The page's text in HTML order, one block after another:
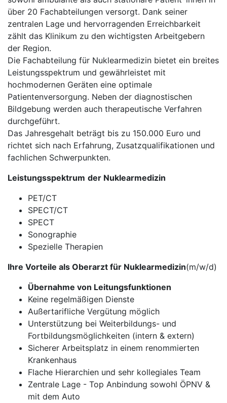
über 20 Fachabteilungen versorgt. Dank seiner
zentralen Lage und hervorragenden Erreichbarkeit
zählt das Klinikum zu den wichtigsten Arbeitgebern
der Region.
Die Fachabteilung für Nuklearmedizin bietet ein breites
Leistungsspektrum und gewährleistet mit
hochmodernen Geräten eine optimale
Patientenversorgung. Neben der diagnostischen
Bildgebung werden auch therapeutische Verfahren
durchgeführt.
Das Jahresgehalt beträgt bis zu 150.000 Euro und
richtet sich nach Erfahrung, Zusatzqualifikationen und
fachlichen Schwerpunkten.
Leistungsspektrum der Nuklearmedizin
PET/CT
SPECT/CT
SPECT
Sonographie
Spezielle Therapien
Ihre Vorteile als Oberarzt für Nuklearmedizin(m/w/d)
Übernahme von Leitungsfunktionen
Keine regelmäßigen Dienste
Außertarifliche Vergütung möglich
Unterstützung bei Weiterbildungs- und
Fortbildungsmöglichkeiten (intern & extern)
Sicherer Arbeitsplatz in einem renommierten
Krankenhaus
Flache Hierarchien und sehr kollegiales Team
Zentrale Lage - Top Anbindung sowohl ÖPNV &
mit dem Auto